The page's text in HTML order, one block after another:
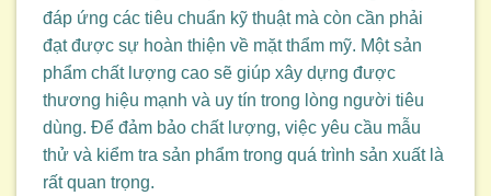
đáp ứng các tiêu chuẩn kỹ thuật mà còn cần phải
đạt được sự hoàn thiện về mặt thẩm mỹ. Một sản
phẩm chất lượng cao sẽ giúp xây dựng được
thương hiệu mạnh và uy tín trong lòng người tiêu
dùng. Để đảm bảo chất lượng, việc yêu cầu mẫu
thử và kiểm tra sản phẩm trong quá trình sản xuất là
rất quan trọng.